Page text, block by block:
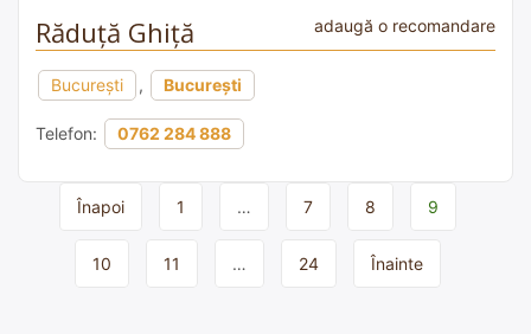
Răduță Ghiță adaugă o recomandare
București , București
Telefon: 0762 284 888
Page
Înapoi 1 … 7 8 9
10 11 … 24 Înainte